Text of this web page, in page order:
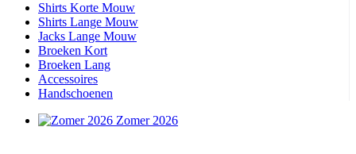
Shirts Korte Mouw
Shirts Lange Mouw
Jacks Lange Mouw
Broeken Kort
Broeken Lang
Accessoires
Handschoenen
Zomer 2026